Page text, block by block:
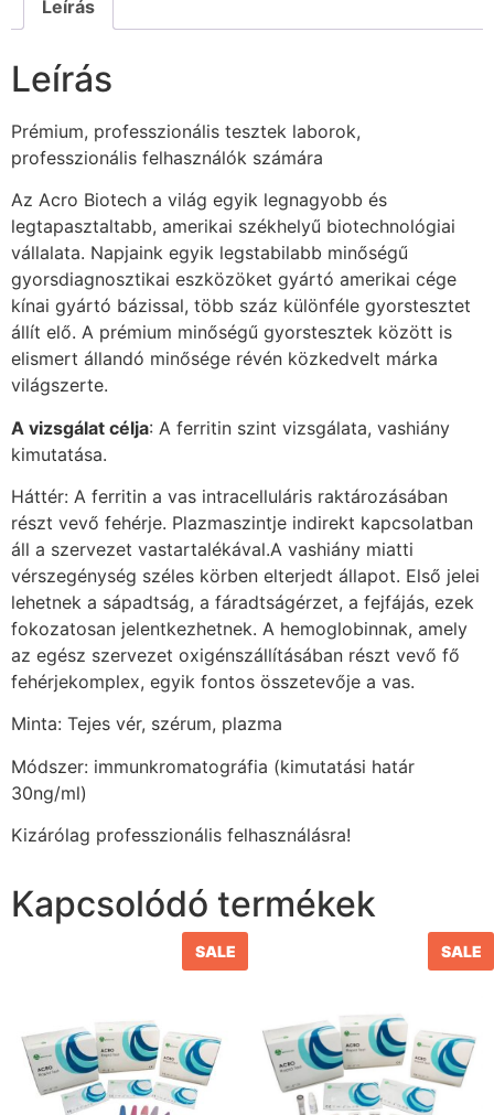
Leírás
Leírás
Prémium, professzionális tesztek laborok,
professzionális felhasználók számára
Az Acro Biotech a világ egyik legnagyobb és
legtapasztaltabb, amerikai székhelyű biotechnológiai
vállalata. Napjaink egyik legstabilabb minőségű
gyorsdiagnosztikai eszközöket gyártó amerikai cége
kínai gyártó bázissal, több száz különféle gyorstesztet
állít elő. A prémium minőségű gyorstesztek között is
elismert állandó minősége révén közkedvelt márka
világszerte.
A vizsgálat célja: A ferritin szint vizsgálata, vashiány
kimutatása.
Háttér: A ferritin a vas intracelluláris raktározásában
részt vevő fehérje. Plazmaszintje indirekt kapcsolatban
áll a szervezet vastartalékával.A vashiány miatti
vérszegénység széles körben elterjedt állapot. Első jelei
lehetnek a sápadtság, a fáradtságérzet, a fejfájás, ezek
fokozatosan jelentkezhetnek. A hemoglobinnak, amely
az egész szervezet oxigénszállításában részt vevő fő
fehérjekomplex, egyik fontos összetevője a vas.
Minta: Tejes vér, szérum, plazma
Módszer: immunkromatográfia (kimutatási határ
30ng/ml)
Kizárólag professzionális felhasználásra!
Kapcsolódó termékek
SALE SALE